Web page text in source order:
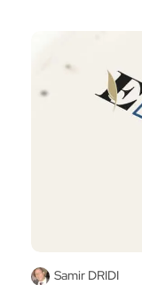
Samir DRIDI